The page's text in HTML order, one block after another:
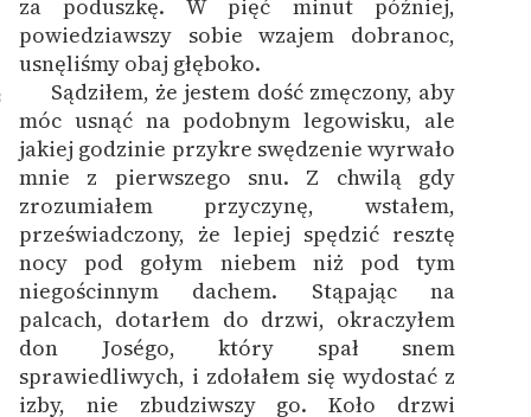
za poduszkę. W pięć minut później,
powiedziawszy sobie wzajem dobranoc,
usnęliśmy obaj głęboko.
Sądziłem, że jestem dość zmęczony, aby
móc usnąć na podobnym legowisku, ale
jakiej godzinie przykre swędzenie wyrwało
mnie z pierwszego snu. Z chwilą gdy
zrozumiałem przyczynę, wstałem,
przeświadczony, że lepiej spędzić resztę
nocy pod gołym niebem niż pod tym
niegościnnym dachem. Stąpając na
palcach, dotarłem do drzwi, okraczyłem
don Joségo, który spał snem
sprawiedliwych, i zdołałem się wydostać z
izby, nie zbudziwszy go. Koło drzwi